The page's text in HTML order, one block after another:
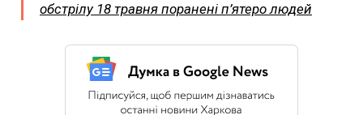
обстрілу 18 травня поранені п’ятеро людей